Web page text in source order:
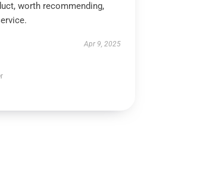
worth recommending,
Apr 9, 2025